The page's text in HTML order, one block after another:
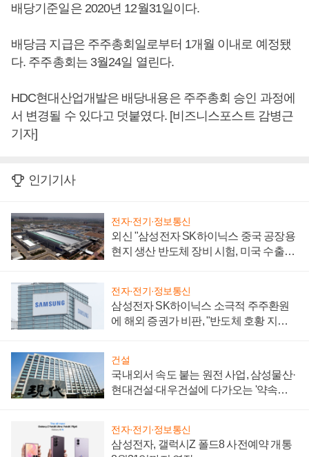
배당기준일은 2020년 12월31일이다.
배당금 지급은 주주총회일로부터 1개월 이내로 예정됐
다. 주주총회는 3월24일 열린다.
HDC현대산업개발은 배당내용은 주주총회 승인 과정에
서 변경될 수 있다고 덧붙였다. [비즈니스포스트 감병근
기자]
인기기사
전자·전기·정보통신
외신 "삼성전자 SK하이닉스 중국 공장용
현지 생산 반도체 장비 시험, 미국 수출통
전자·전기·정보통신
삼성전자 SK하이닉스 소극적 주주환원
에 해외 증권가 비판, "반도체 호황 지속
건설
국내외서 속도 붙는 원전 사업, 삼성물산·
현대건설·대우건설에 다가오는 '약속의
전자·전기·정보통신
삼성전자, 갤럭시Z 폴드8 사전예약 개통